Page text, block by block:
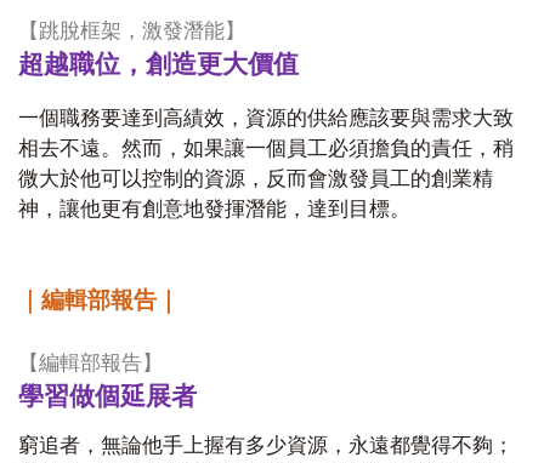
【 跳脫框架，激發潛能】
超越職位，創造更大價值
一個職務要達到高績效，資源的供給應該要與需求大致
相去不遠。然而，如果讓一個員工必須擔負的責任，稍
微大於他可以控制的資源，反而會激發員工的創業精
神，讓他更有創意地發揮潛能，達到目標。
｜編輯部報告｜
【編輯部報告】
學習做個延展者
窮追者，無論他手上握有多少資源，永遠都覺得不夠；